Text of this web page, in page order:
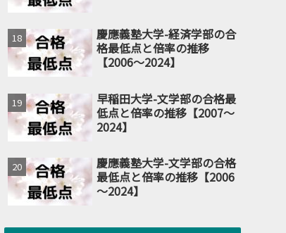
慶應義塾大学-経済学部の合
格最低点と倍率の推移
【2006～2024】
早稲田大学-文学部の合格最
低点と倍率の推移【2007～
2024】
慶應義塾大学-文学部の合格
最低点と倍率の推移【2006
～2024】